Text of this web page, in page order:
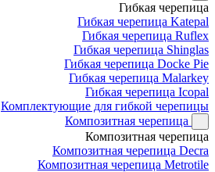
Гибкая черепица
Гибкая черепица Katepal
Гибкая черепица Ruflex
Гибкая черепица Shinglas
Гибкая черепица Docke Pie
Гибкая черепица Malarkey
Гибкая черепица Icopal
Комплектующие для гибкой черепицы
Композитная черепица
Композитная черепица
Композитная черепица Decra
Композитная черепица Metrotile